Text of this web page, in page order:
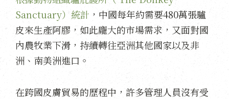
Sanctuary）統計 ，中國每年約需要480萬張驢
皮來生產阿膠，如此龐大的市場需求，又面對國
內農牧業下滑，持續轉往亞洲其他國家以及非
洲、南美洲進口。
在跨國皮膚貿易的歷程中，許多管理人員沒有受